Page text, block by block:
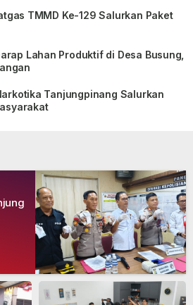
TMMD Ke-129 Salurkan Paket
Lahan Produktif di Desa Busung,
Tanjungpinang Salurkan